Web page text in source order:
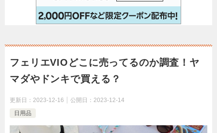
フェリエVIOどこに売ってるのか調査！ヤ
マダやドンキで買える？
更新日： 2023-12-16 公開日： 2023-12-14
日用品